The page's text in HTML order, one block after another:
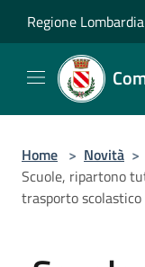
Regione Lombardia
Home > Novità >
Scuole, ripartono
trasporto scolastico